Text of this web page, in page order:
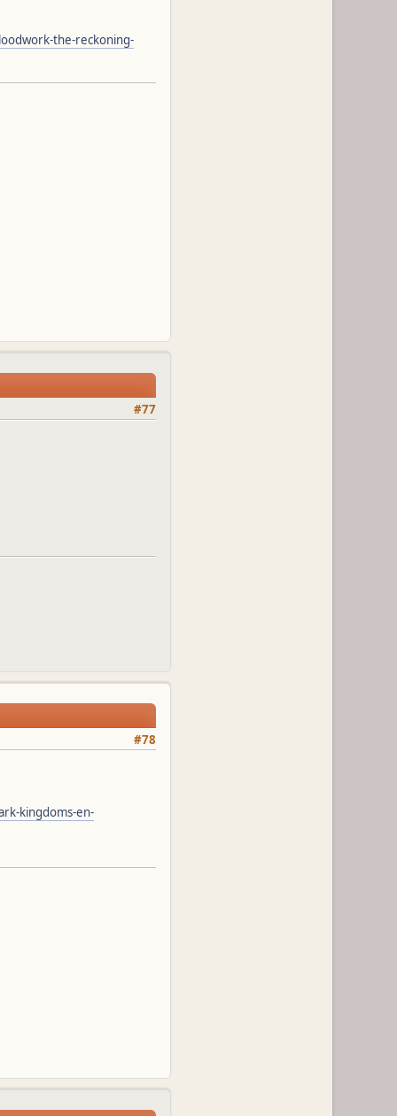
the-reckoning-
#77
#78
kingdoms-en-